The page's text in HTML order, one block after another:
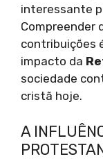
interessante
Compreender
contribuições
impacto da
sociedade
cristã hoje.
A